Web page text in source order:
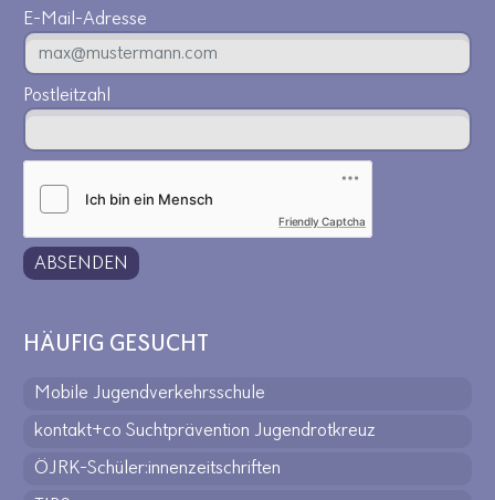
E-Mail-Adresse
Postleitzahl
Friendly Captcha
ABSENDEN
HÄUFIG GESUCHT
Mobile Jugendverkehrsschule
kontakt+co Suchtprävention Jugendrotkreuz
ÖJRK-Schüler:innenzeitschriften